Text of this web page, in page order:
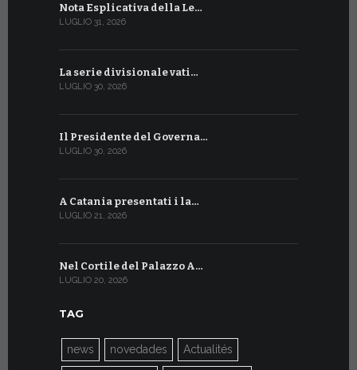
Nota Esplicativa della Le…
LUGLIO 31, 2026
La serie divisionale vati…
LUGLIO 30, 2026
Il Presidente del Governa…
LUGLIO 30, 2026
A Catania presentati i la…
LUGLIO 21, 2026
Nel Cortile del Palazzo A…
LUGLIO 20, 2026
TAG
news novedades Actualités